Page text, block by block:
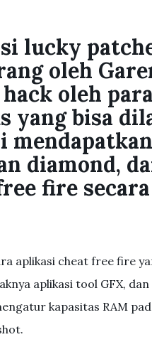
lucky
oleh
oleh
yang bisa
diamond,
fire
aplikasi cheat free fire
aplikasi tool GFX,
kapasitas RAM